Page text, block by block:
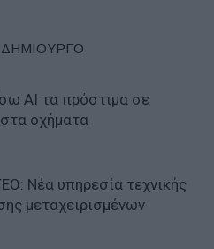
ΑΙ τα πρόστιμα σε
οχήματα
Νέα υπηρεσία τεχνικής
μεταχειρισμένων